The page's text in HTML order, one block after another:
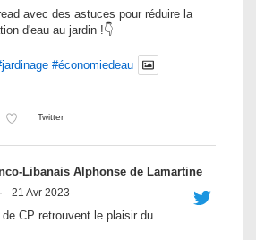
avec des astuces pour réduire la
d'eau au jardin !👇
#économiedeau
Twitter
Libanais Alphonse de Lamartine
· 21 Avr 2023
de CP retrouvent le plaisir du